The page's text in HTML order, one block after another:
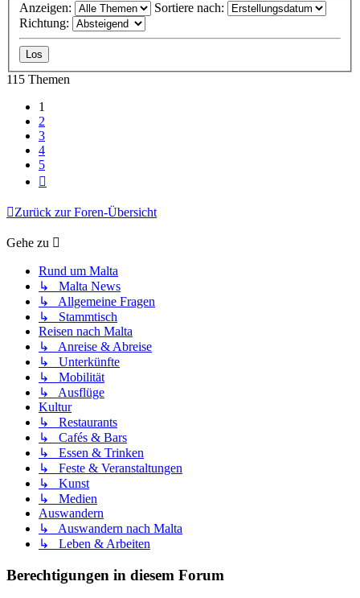
Anzeigen:
Sortiere nach:
Richtung:
115 Themen
1
2
3
4
5
Zurück zur Foren-Übersicht
Gehe zu
Rund um Malta
↳ Malta News
↳ Allgemeine Fragen
↳ Stammtisch
Reisen nach Malta
↳ Anreise & Abreise
↳ Unterkünfte
↳ Mobilität
↳ Ausflüge
Kultur
↳ Restaurants
↳ Cafés & Bars
↳ Essen & Trinken
↳ Feste & Veranstaltungen
↳ Kunst
↳ Medien
Auswandern
↳ Auswandern nach Malta
↳ Leben & Arbeiten
Berechtigungen in diesem Forum